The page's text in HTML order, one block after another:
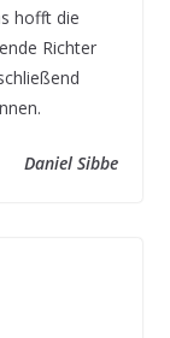
hofft die
Richter
Daniel Sibbe